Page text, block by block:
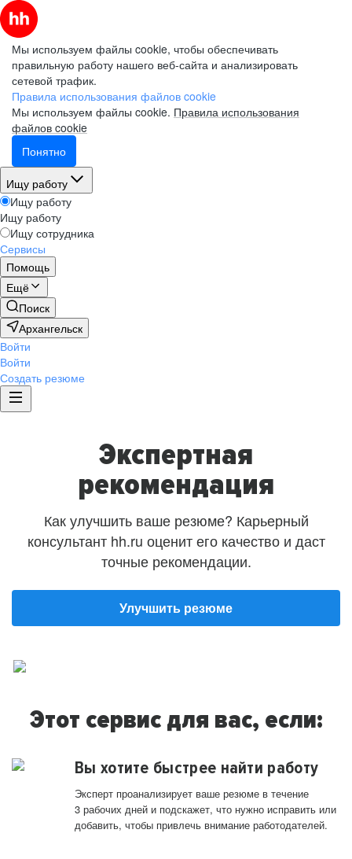
Мы используем файлы cookie, чтобы обеспечивать
правильную работу нашего веб-сайта и анализировать
сетевой трафик.
Правила использования файлов cookie
Мы используем файлы cookie. Правила использования
файлов cookie
Понятно
Ищу работу
Ищу работу
Ищу работу
Ищу сотрудника
Сервисы
Помощь
Ещё
Поиск
Архангельск
Войти
Войти
Создать резюме
Экспертная
рекомендация
Как улучшить ваше резюме? Карьерный
консультант hh.ru оценит его качество и даст
точные рекомендации.
Улучшить резюме
Этот сервис для вас, если:
Вы хотите быстрее найти работу
Эксперт проанализирует ваше резюме в течение
3 рабочих дней и подскажет, что нужно исправить или
добавить, чтобы привлечь внимание работодателей.